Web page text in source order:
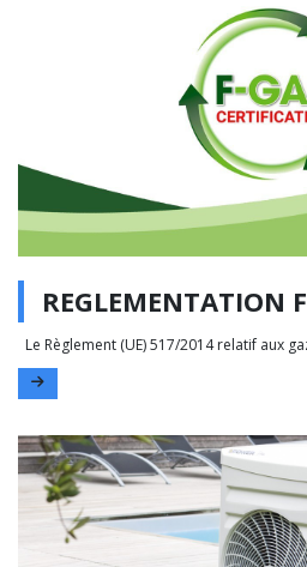
REGLEMENTATION
Le Règlement (UE) 517/2014 relatif aux